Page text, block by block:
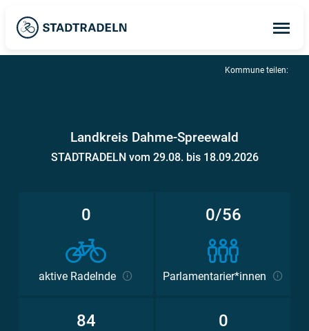
Landkreis Dahme-Spreewald
STADTRADELN vom 29.08. bis 18.09.2026
0
aktive Radelnde
0/56
Parlamentarier*innen
84 0
Kommune teilen: